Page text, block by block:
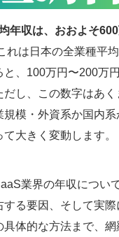
年収は、おおよそ
れは日本の全業種平
と、100万円〜200万
だし、この数字はあ
規模・外資系か国内
大きく変動します。
業界の年収につい
する要因、そして実
体的な方法まで、網